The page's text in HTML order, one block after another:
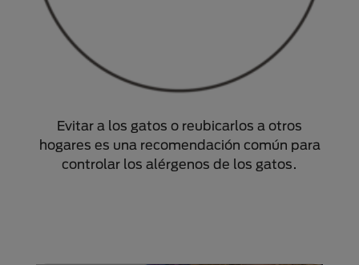
Evitar a los gatos o reubicarlos a otros
hogares es una recomendación común para
controlar los alérgenos de los gatos.